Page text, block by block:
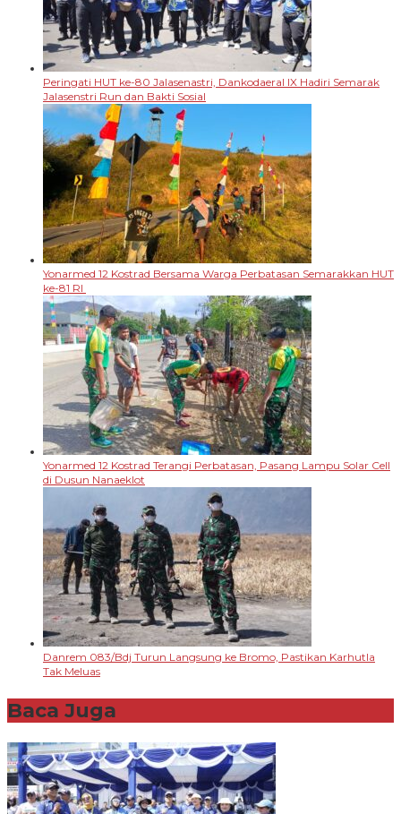
Peringati HUT ke-80 Jalasenastri, Dankodaeral IX Hadiri Semarak
Jalasenstri Run dan Bakti Sosial
Yonarmed 12 Kostrad Bersama Warga Perbatasan Semarakkan HUT
ke-81 RI
Yonarmed 12 Kostrad Terangi Perbatasan, Pasang Lampu Solar Cell
di Dusun Nanaeklot
Danrem 083/Bdj Turun Langsung ke Bromo, Pastikan Karhutla
Tak Meluas
Baca Juga